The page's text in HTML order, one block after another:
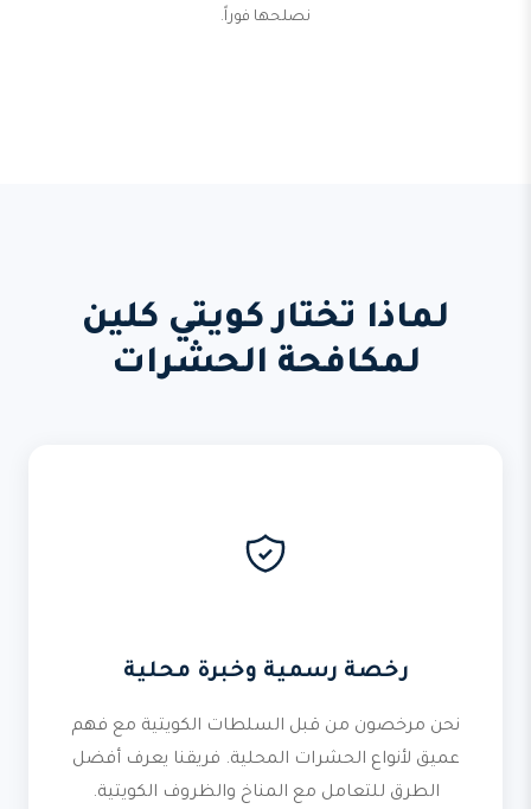
نصلحها فوراً.
لماذا تختار كويتي كلين
لمكافحة الحشرات
رخصة رسمية وخبرة محلية
نحن مرخصون من قبل السلطات الكويتية مع فهم
عميق لأنواع الحشرات المحلية. فريقنا يعرف أفضل
الطرق للتعامل مع المناخ والظروف الكويتية.